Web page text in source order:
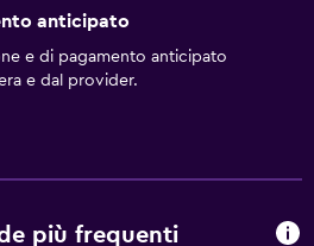
anticipato
e di pagamento anticipato
e dal provider.
più frequenti